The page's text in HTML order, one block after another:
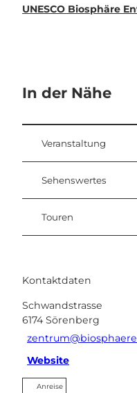
UNESCO Biosphäre
In der Nähe
Veranstaltung
Sehenswertes
Touren
Kontaktdaten
Schwandstrasse
6174 Sörenberg
Website
Anreise